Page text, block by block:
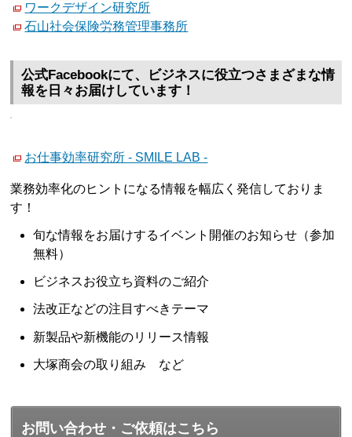
ワークデザイン研究所
石山社会保険労務管理事務所
公式Facebookにて、ビジネスに役立つさまざまな情
報を日々お届けしています！
お仕事効率研究所 - SMILE LAB -
業務効率化のヒントになる情報を幅広く発信しておりま
す！
旬な情報をお届けするイベント開催のお知らせ（参加
無料）
ビジネスお役立ち資料のご紹介
法改正などの注目すべきテーマ
新製品や新機能のリリース情報
大塚商会の取り組み など
お問い合わせ・ご依頼はこちら